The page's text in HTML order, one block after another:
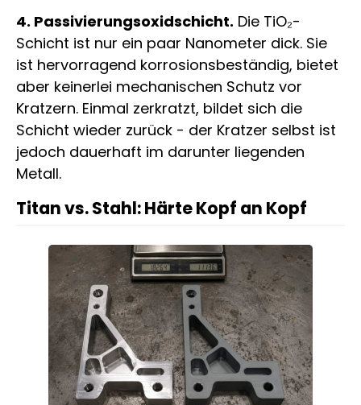
4. Passivierungsoxidschicht. Die TiO₂-
Schicht ist nur ein paar Nanometer dick. Sie
ist hervorragend korrosionsbeständig, bietet
aber keinerlei mechanischen Schutz vor
Kratzern. Einmal zerkratzt, bildet sich die
Schicht wieder zurück - der Kratzer selbst ist
jedoch dauerhaft im darunter liegenden
Metall.
Titan vs. Stahl: Härte Kopf an Kopf